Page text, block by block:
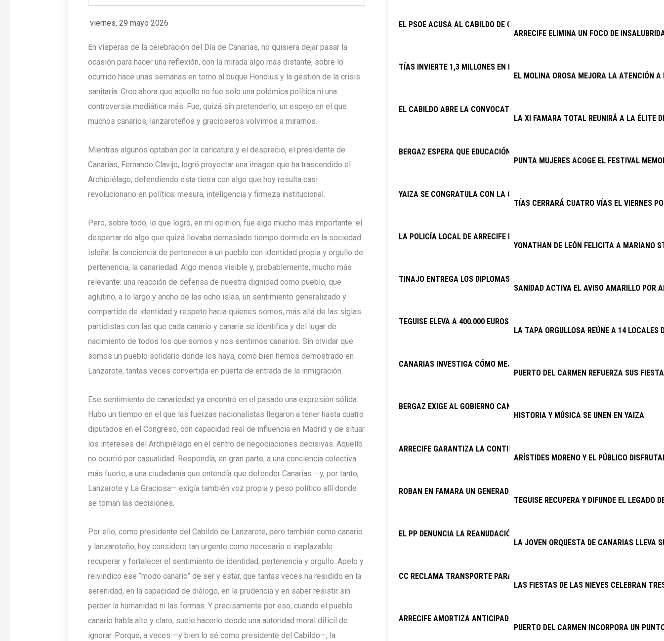
viernes, 29 mayo 2026
En vísperas de la celebración del Día de Canarias, no quisiera dejar pasar la
ocasión para hacer una reflexión, con la mirada algo más distante, sobre lo
ocurrido hace unas semanas en torno al buque Hondius y la gestión de la crisis
sanitaria. Creo ahora que aquello no fue solo una polémica política ni una
controversia mediática más. Fue, quizá sin pretenderlo, un espejo en el que
muchos canarios, lanzaroteños y gracioseros volvimos a mirarnos.
Mientras algunos optaban por la caricatura y el desprecio, el presidente de
Canarias, Fernando Clavijo, logró proyectar una imagen que ha trascendido el
Archipiélago, defendiendo esta tierra con algo que hoy resulta casi
revolucionario en política: mesura, inteligencia y firmeza institucional.
Pero, sobre todo, lo que logró, en mi opinión, fue algo mucho más importante: el
despertar de algo que quizá llevaba demasiado tiempo dormido en la sociedad
isleña: la conciencia de pertenecer a un pueblo con identidad propia y orgullo de
pertenencia, la canariedad. Algo menos visible y, probablemente, mucho más
relevante: una reacción de defensa de nuestra dignidad como pueblo, que
aglutinó, a lo largo y ancho de las ocho islas, un sentimiento generalizado y
compartido de identidad y respeto hacia quienes somos, más allá de las siglas
partidistas con las que cada canario y canaria se identifica y del lugar de
nacimiento de todos los que somos y nos sentimos canarios. Sin olvidar que
somos un pueblo solidario donde los haya, como bien hemos demostrado en
Lanzarote, tantas veces convertida en puerta de entrada de la inmigración.
Ese sentimiento de canariedad ya encontró en el pasado una expresión sólida.
Hubo un tiempo en el que las fuerzas nacionalistas llegaron a tener hasta cuatro
diputados en el Congreso, con capacidad real de influencia en Madrid y de situar
los intereses del Archipiélago en el centro de negociaciones decisivas. Aquello
no ocurrió por casualidad. Respondía, en gran parte, a una conciencia colectiva
más fuerte, a una ciudadanía que entendía que defender Canarias —y, por tanto,
Lanzarote y La Graciosa— exigía también voz propia y peso político allí donde
se toman las decisiones.
Por ello, como presidente del Cabildo de Lanzarote, pero también como canario
y lanzaroteño, hoy considero tan urgente como necesario e inaplazable
recuperar y fortalecer el sentimiento de identidad, pertenencia y orgullo. Apelo y
reivindico ese “modo canario” de ser y estar, que tantas veces ha residido en la
serenidad, en la capacidad de diálogo, en la prudencia y en saber resistir sin
perder la humanidad ni las formas. Y precisamente por eso, cuando el pueblo
canario habla alto y claro, suele hacerlo desde una autoridad moral difícil de
ignorar. Porque, a veces —y bien lo sé como presidente del Cabildo—, la
EL PSOE ACUSA AL CABILDO DE CONOCER DESDE 2025 EL DERRIBO DE LA
TÍAS INVIERTE 1,3 MILLONES EN RENOVAR EL ALUMBRADO DE 32 VÍAS
EL CABILDO ABRE LA CONVOCATORIA DE SUBVENCIONES PARA LA
BERGAZ ESPERA QUE EDUCACIÓN CUMPLA E INICIE LA CONTRATACIÓN DEL
YAIZA SE CONGRATULA CON LA CONTINUIDAD DEL PROYECTO DE
LA POLICÍA LOCAL DE ARRECIFE DETIENE A DOS VARONES POR PRESUNTO
TINAJO ENTREGA LOS DIPLOMAS DE LA ESCUELA DE CUIDADOS
TEGUISE ELEVA A 400.000 EUROS LA INVERSIÓN EN PLANES DE EMPLEO
CANARIAS INVESTIGA CÓMO MEJORAR EL PRONÓSTICO DEL TRASPLANTE
BERGAZ EXIGE AL GOBIERNO CANARIO ENMENDAR EL ERROR DE 2025 Y
ARRECIFE GARANTIZA LA CONTINUIDAD DE LA LIMPIEZA VIARIA Y LA
ROBAN EN FAMARA UN GENERADOR DEL CINE AMBULANTE
EL PP DENUNCIA LA REANUDACIÓN DE LAS OBRAS DE LA ANTENA DE
CC RECLAMA TRANSPORTE PARA EL CENTRO DE RESPIRO FAMILIAR DE SAN
ARRECIFE AMORTIZA ANTICIPADAMENTE 11,46 MILLONES DE EUROS DE
ARRECIFE ELIMINA UN FOCO DE
EL MOLINA OROSA MEJORA LA ATENCIÓN
LA XI FAMARA TOTAL REUNIRÁ A LA ÉLITE
PUNTA MUJERES ACOGE EL FESTIVAL
TÍAS CERRARÁ CUATRO VÍAS EL VIERNES
YONATHAN DE LEÓN FELICITA A MARIANO
SANIDAD ACTIVA EL AVISO AMARILLO POR
LA TAPA ORGULLOSA REÚNE A 14 LOCALES
PUERTO DEL CARMEN REFUERZA SUS
HISTORIA Y MÚSICA SE UNEN EN YAIZA
ARÍSTIDES MORENO Y EL PÚBLICO
TEGUISE RECUPERA Y DIFUNDE EL
LA JOVEN ORQUESTA DE CANARIAS LLEVA
LAS FIESTAS DE LAS NIEVES CELEBRAN
PUERTO DEL CARMEN INCORPORA UN